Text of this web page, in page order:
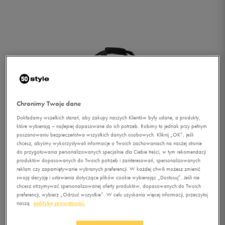
1/2
Chronimy Twoje dane
Dokładamy wszelkich starań, aby zakupy naszych Klientów były udane, a produkty,
które wybierają – najlepiej dopasowane do ich potrzeb. Robimy to jednak przy pełnym
poszanowaniu bezpieczeństwa wszystkich danych osobowych. Kliknij „OK”, jeśli
chcesz, abyśmy wykorzystywali informacje o Twoich zachowaniach na naszej stronie
do przygotowania personalizowanych specjalnie dla Ciebie treści, w tym rekomendacji
produktów dopasowanych do Twoich potrzeb i zainteresowań, spersonalizowanych
reklam czy zapamiętywanie wybranych preferencji. W każdej chwili możesz zmienić
swoją decyzję i ustawienia dotyczące plików cookie wybierając „Dostosuj”. Jeśli nie
chcesz otrzymywać spersonalizowanej oferty produktów, dopasowanych do Twoich
preferencji, wybierz „Odrzuć wszystkie”. W celu uzyskania więcej informacji, przeczytaj
naszą
politykę prywatności.